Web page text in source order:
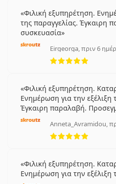
Φιλική εξυπηρέτηση.
της παραγγελίας. Έγκαιρη
συσκευασία
Eirgeorga, πριν 6
5
Φιλική εξυπηρέτηση.
Ενημέρωση για την εξέλιξη
Έγκαιρη παραλαβή.
Anneta_Avramidou,
5
Φιλική εξυπηρέτηση.
Ενημέρωση για την εξέλιξη